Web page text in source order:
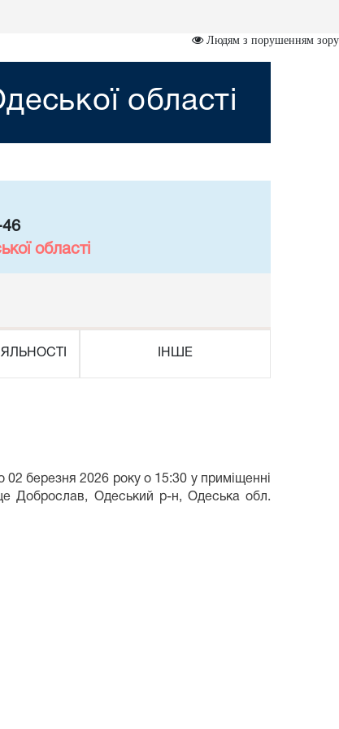
Людям з порушенням зору
області
46
області
ІНШЕ
березня 2026 року о 15:30 у приміщенні
Доброслав, Одеський р-н, Одеська обл.